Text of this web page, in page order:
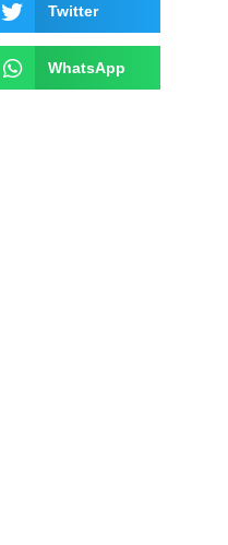
Twitter
WhatsApp